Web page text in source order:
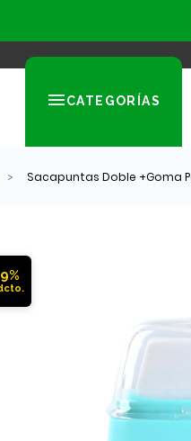
CATEGORÍAS
Sacapuntas Doble +Goma
9%